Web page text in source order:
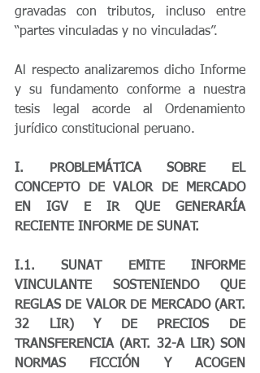
gravadas con tributos, incluso entre
“partes vinculadas y no vinculadas”.
Al respecto analizaremos dicho Informe
y su fundamento conforme a nuestra
tesis legal acorde al Ordenamiento
jurídico constitucional peruano.
I. PROBLEMÁTICA SOBRE EL
CONCEPTO DE VALOR DE MERCADO
EN IGV E IR QUE GENERARÍA
RECIENTE INFORME DE SUNAT.
I.1. SUNAT EMITE INFORME
VINCULANTE SOSTENIENDO QUE
REGLAS DE VALOR DE MERCADO (ART.
32 LIR) Y DE PRECIOS DE
TRANSFERENCIA (ART. 32-A LIR) SON
NORMAS FICCIÓN Y ACOGEN